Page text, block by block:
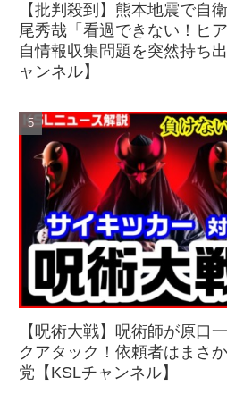
【批判殺到】熊本地震で自
尾秀哉「看過できない！ヒ
自情報収集問題を突然持ち
ャンネル】
【呪術大戦】呪術師が原口
クアタック！依頼者はまさ
党【KSLチャンネル】